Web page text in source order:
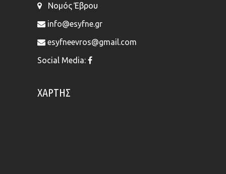
Νομός Έβρου
info@esyfne.gr
esyfneevros@gmail.com
Social Media:
ΧΆΡΤΗΣ